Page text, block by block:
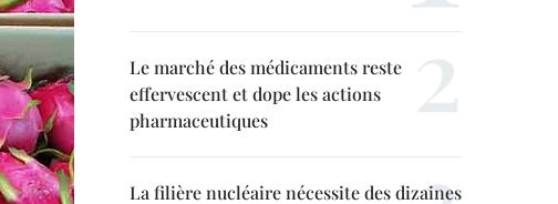
Le marché des médicaments reste
effervescent et dope les actions
pharmaceutiques
La filière nucléaire nécessite des dizaines